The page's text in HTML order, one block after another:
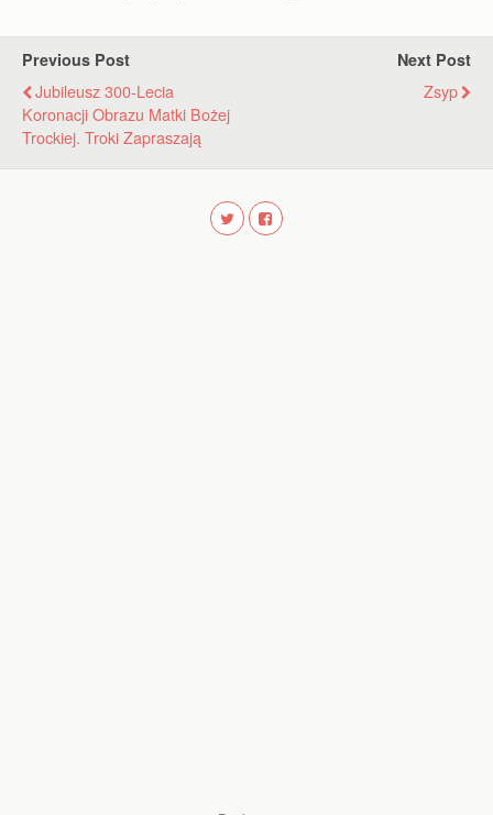
Previous Post
Jubileusz 300-Lecia
Koronacji Obrazu Matki Bożej
Trockiej. Troki Zapraszają
Next Post
Zsyp